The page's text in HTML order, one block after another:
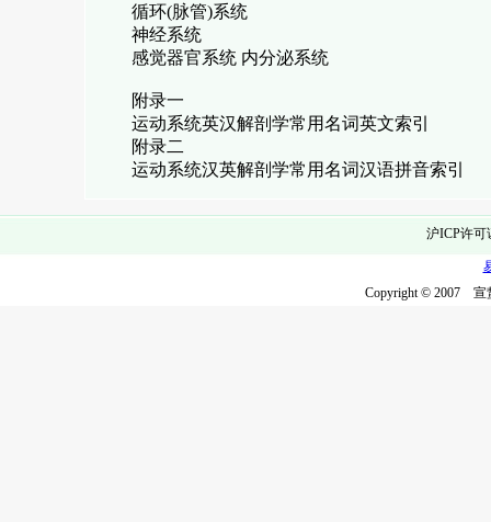
循环(脉管)系统
神经系统
感觉器官系统 内分泌系统
附录一
运动系统英汉解剖学常用名词英文索引
附录二
运动系统汉英解剖学常用名词汉语拼音索引
沪ICP许可
Copyright © 2007 宣